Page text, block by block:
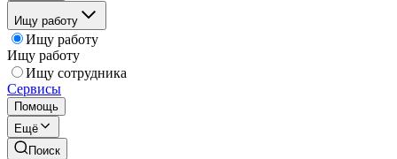
Ищу работу
Ищу работу
Ищу работу
Ищу сотрудника
Сервисы
Помощь
Ещё
Поиск